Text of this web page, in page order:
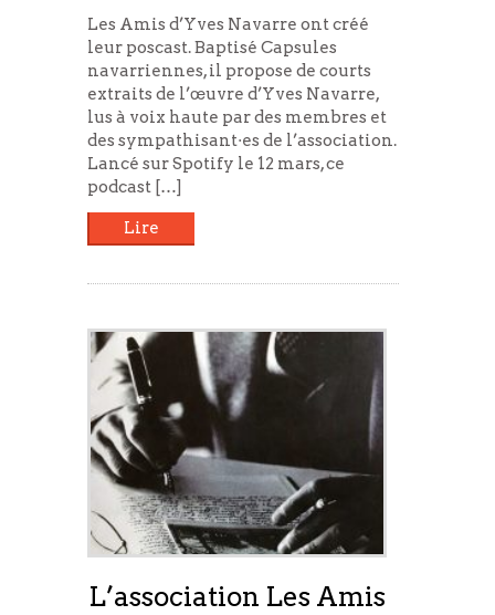
Les Amis d’Yves Navarre ont créé
leur poscast. Baptisé Capsules
navarriennes, il propose de courts
extraits de l’œuvre d’Yves Navarre,
lus à voix haute par des membres et
des sympathisant·es de l’association.
Lancé sur Spotify le 12 mars, ce
podcast […]
Lire
L’association Les Amis